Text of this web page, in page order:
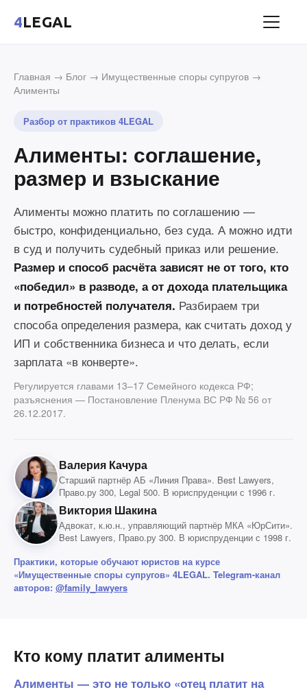
4LEGAL
Главная → Блог → Имущественные споры супругов →
Алименты
Разбор от практиков 4LEGAL
Алименты: соглашение,
размер и взыскание
Алименты можно платить по соглашению —
быстро, конфиденциально, без суда. А можно идти
в суд и получить судебный приказ или решение.
Размер и способ расчёта зависят не от того, кто
«победил» в разводе, а от дохода плательщика
и потребностей получателя. Разбираем три
способа определения размера, как считать доход у
ИП и собственника бизнеса и что делать, если
зарплата «в конверте».
Регулируется главами 13–17 Семейного кодекса РФ;
разъяснения — Постановление Пленума ВС РФ № 56 от
26.12.2017.
Валерия Качура
Старший партнёр АБ «Линия Права». Best Lawyers,
Право.ру 300, Legal 500. В юриспруденции с 1996 г.
Виктория Шакина
Адвокат, к.ю.н., управляющий партнёр МКА «ЮрСити».
Best Lawyers, Право.ру 300. В юриспруденции с 1998 г.
Практики, которые обучают юристов на курсе
«Имущественные споры супругов» 4LEGAL. Telegram-канал
авторов: @family_lawyers
Кто кому платит алименты
Алименты — это не только «отец платит на